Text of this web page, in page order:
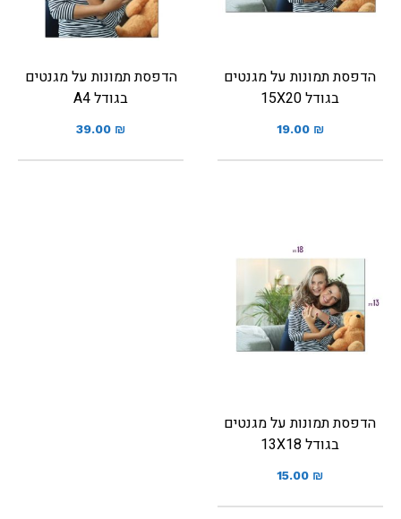
הדפסת תמונות על מגנטים
בגודל 15X20
19.00 ₪
הדפסת תמונות על מגנטים
בגודל A4
39.00 ₪
הדפסת תמונות על מגנטים
בגודל 13X18
15.00 ₪